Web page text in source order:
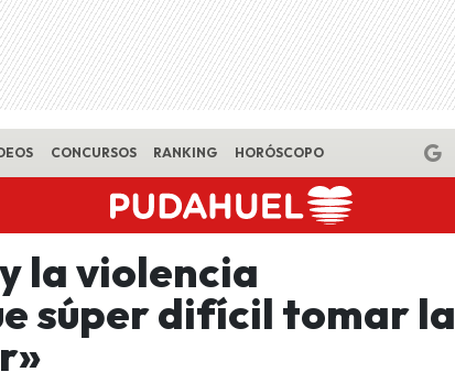
CONCURSOS RANKING HORÓSCOPO
la violencia
súper difícil tomar la